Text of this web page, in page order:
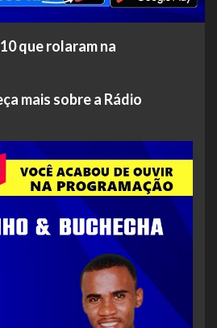
que rolaram na
mais sobre a Rádio